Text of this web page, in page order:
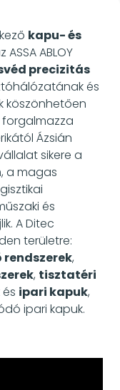
kapu- és
ASSA ABLOY
precizitás
és
köszönhetően
Ázsián
sikere a
a magas
és
A Ditec
területre:
rendszerek,
, tisztatéri
és ipari kapuk,
ipari kapuk.